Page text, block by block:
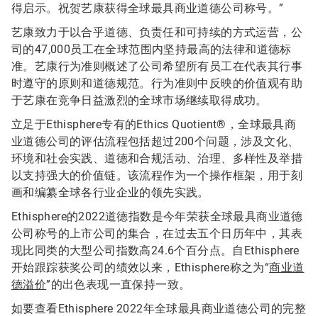
得启示。祝贺艺康获得全球最具商业道德公司称号。”
艺康致力于以合乎道德、负责任和可持续的方式运营，公
司的47,000员工在全球范围内坚持最高的法律和道德标
准。艺康行为准则概述了公司希望所有员工在代表其行事
时遵守的原则和道德规范。行为准则中反映的价值观有助
于艺康在竞争日益激烈的全球市场继续取得成功。
立足于Ethisphere专有的Ethics Quotient®，全球最具商
业道德公司的评估流程包括超过200个问题，涉及文化、
环境和社会实践、道德和合规活动、治理、多样性及举措
以支持强大的价值链。该流程作为一个操作框架，用于刻
画和编纂全球各行业企业的领先实践。
Ethisphere的2022道德指数是今年荣获全球最具商业道德
公司称号的上市公司的集合，在过去五个日历年中，其表
现比同类的大型公司指数高24.6个百分点。自Ethisphere
开始跟踪获奖公司的绩效以来，Ethisphere称之为“商业道
德溢价”的出色表现一直保持一致。
如要查看Ethisphere 2022年全球最具商业道德公司的完整